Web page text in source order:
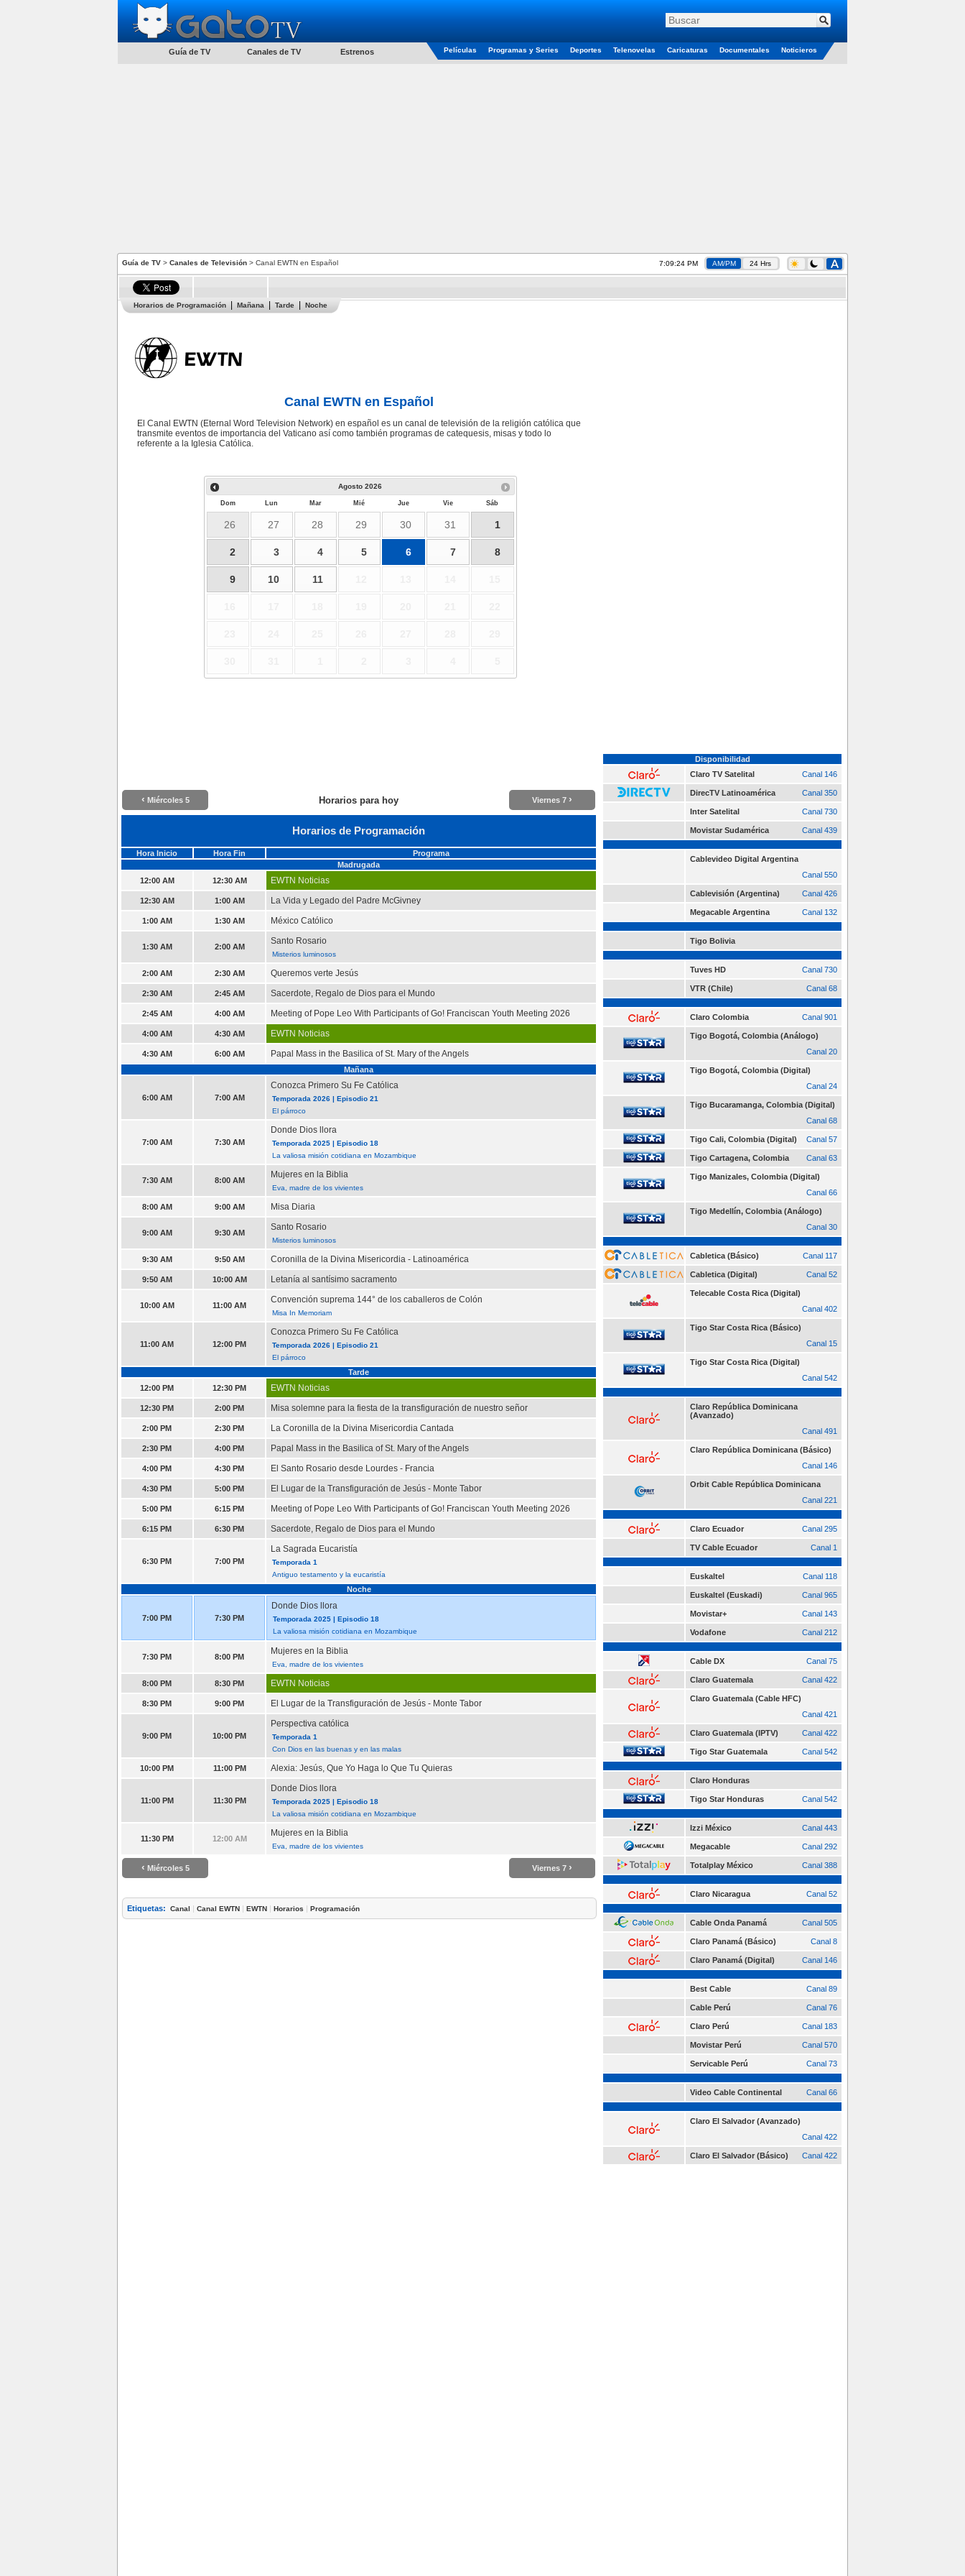
Guía de TV Canales de TV Estrenos Películas Programas y Series Deportes Telenovelas Caricaturas Documentales Noticieros
Guía de TV > Canales de Televisión > Canal EWTN en Español 7:09:25 PM AM/PM 24 Hrs
Horarios de Programación Mañana Tarde Noche
Canal EWTN en Español
El Canal EWTN (Eternal Word Television Network) en español es un canal de televisión de la religión católica que
transmite eventos de importancia del Vaticano así como también programas de catequesis, misas y todo lo
referente a la Iglesia Católica.
Agosto 2026
Dom Lun Mar Mié Jue Vie Sáb
26 27 28 29 30 31 1
2 3 4 5 6 7 8
9 10 11
‹ Miércoles 5 Horarios para hoy Viernes 7 ›
Horarios de Programación
Hora Inicio Hora Fin
Programa
Madrugada
12:00 AM
12:30 AM EWTN Noticias
12:30 AM 1:00 AM La Vida y Legado del Padre McGivney
1:00 AM 1:30 AM México Católico
1:30 AM 2:00 AM
Santo Rosario
Misterios luminosos
2:00 AM 2:30 AM Queremos verte Jesús
2:30 AM 2:45 AM Sacerdote, Regalo de Dios para el Mundo
2:45 AM 4:00 AM Meeting of Pope Leo With Participants of Go! Franciscan Youth Meeting 2026
4:00 AM 4:30 AM EWTN Noticias
4:30 AM 6:00 AM Papal Mass in the Basilica of St. Mary of the Angels
Mañana
6:00 AM 7:00 AM
Conozca Primero Su Fe Católica
Temporada 2026 | Episodio 21
El párroco
7:00 AM 7:30 AM
Donde Dios llora
Temporada 2025 | Episodio 18
La valiosa misión cotidiana en Mozambique
7:30 AM 8:00 AM
Mujeres en la Biblia
Eva, madre de los vivientes
8:00 AM 9:00 AM Misa Diaria
9:00 AM 9:30 AM
Santo Rosario
Misterios luminosos
9:30 AM 9:50 AM Coronilla de la Divina Misericordia - Latinoamérica
9:50 AM 10:00 AM Letanía al santísimo sacramento
10:00 AM 11:00 AM
Convención suprema 144° de los caballeros de Colón
Misa In Memoriam
11:00 AM 12:00 PM
Conozca Primero Su Fe Católica
Temporada 2026 | Episodio 21
El párroco
Tarde
12:00 PM
12:30 PM EWTN Noticias
12:30 PM 2:00 PM Misa solemne para la fiesta de la transfiguración de nuestro señor
2:00 PM 2:30 PM La Coronilla de la Divina Misericordia Cantada
2:30 PM 4:00 PM Papal Mass in the Basilica of St. Mary of the Angels
4:00 PM 4:30 PM El Santo Rosario desde Lourdes - Francia
4:30 PM 5:00 PM El Lugar de la Transfiguración de Jesús - Monte Tabor
5:00 PM 6:15 PM Meeting of Pope Leo With Participants of Go! Franciscan Youth Meeting 2026
6:15 PM 6:30 PM Sacerdote, Regalo de Dios para el Mundo
6:30 PM 7:00 PM
La Sagrada Eucaristía
Temporada 1
Antiguo testamento y la eucaristía
Noche
7:00 PM 7:30 PM
Donde Dios llora
Temporada 2025 | Episodio 18
La valiosa misión cotidiana en Mozambique
7:30 PM 8:00 PM
Mujeres en la Biblia
Eva, madre de los vivientes
8:00 PM 8:30 PM EWTN Noticias
8:30 PM 9:00 PM El Lugar de la Transfiguración de Jesús - Monte Tabor
9:00 PM 10:00 PM
Perspectiva católica
Temporada 1
Con Dios en las buenas y en las malas
10:00 PM 11:00 PM Alexia: Jesús, Que Yo Haga lo Que Tu Quieras
11:00 PM 11:30 PM
Donde Dios llora
Temporada 2025 | Episodio 18
La valiosa misión cotidiana en Mozambique
11:30 PM 12:00 AM
Mujeres en la Biblia
Eva, madre de los vivientes
‹ Miércoles 5 Viernes 7 ›
Etiquetas: Canal | Canal EWTN | EWTN | Horarios | Programación
Disponibilidad
Claro TV Satelital
Canal 146
DirecTV Latinoamérica Canal 350
Inter Satelital Canal 730
Movistar Sudamérica Canal 439
Cablevideo Digital Argentina
Canal 550
Cablevisión (Argentina) Canal 426
Megacable Argentina Canal 132
Tigo Bolivia
Tuves HD Canal 730
VTR (Chile) Canal 68
Claro Colombia Canal 901
Tigo Bogotá, Colombia (Análogo)
Canal 20
Tigo Bogotá, Colombia (Digital)
Canal 24
Tigo Bucaramanga, Colombia (Digital)
Canal 68
Tigo Cali, Colombia (Digital) Canal 57
Tigo Cartagena, Colombia Canal 63
Tigo Manizales, Colombia (Digital)
Canal 66
Tigo Medellín, Colombia (Análogo)
Canal 30
Cabletica (Básico) Canal 117
Cabletica (Digital) Canal 52
Telecable Costa Rica (Digital)
Canal 402
Tigo Star Costa Rica (Básico)
Canal 15
Tigo Star Costa Rica (Digital)
Canal 542
Claro República Dominicana
(Avanzado)
Canal 491
Claro República Dominicana (Básico)
Canal 146
Orbit Cable República Dominicana
Canal 221
Claro Ecuador Canal 295
TV Cable Ecuador Canal 1
Euskaltel Canal 118
Euskaltel (Euskadi) Canal 965
Movistar+ Canal 143
Vodafone Canal 212
Cable DX Canal 75
Claro Guatemala Canal 422
Claro Guatemala (Cable HFC)
Canal 421
Claro Guatemala (IPTV) Canal 422
Tigo Star Guatemala Canal 542
Claro Honduras
Tigo Star Honduras Canal 542
Izzi México Canal 443
Megacable Canal 292
Totalplay México Canal 388
Claro Nicaragua Canal 52
Cable Onda Panamá Canal 505
Claro Panamá (Básico) Canal 8
Claro Panamá (Digital) Canal 146
Best Cable Canal 89
Cable Perú Canal 76
Claro Perú Canal 183
Movistar Perú Canal 570
Servicable Perú Canal 73
Video Cable Continental Canal 66
Claro El Salvador (Avanzado)
Canal 422
Claro El Salvador (Básico) Canal 422